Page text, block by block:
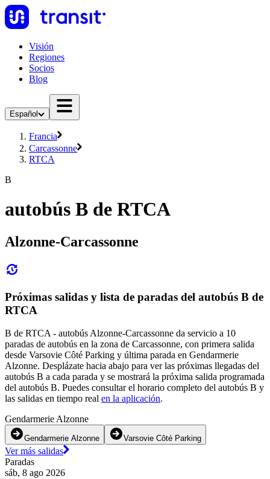
Visión
Regiones
Socios
Blog
Español
Francia
Carcassonne
RTCA
B
autobús B de RTCA
Alzonne-Carcassonne
Próximas salidas y lista de paradas del autobús B de
RTCA
B de RTCA - autobús Alzonne-Carcassonne da servicio a 10
paradas de autobús en la zona de Carcassonne, con primera salida
desde Varsovie Côté Parking y última parada en Gendarmerie
Alzonne. Desplázate hacia abajo para ver las próximas llegadas del
autobús B a cada parada y se mostrará la próxima salida programada
del autobús B. Puedes consultar el horario completo del autobús B y
las salidas en tiempo real en la aplicación.
Gendarmerie Alzonne
Gendarmerie Alzonne Varsovie Côté Parking
Ver más salidas
Paradas
sáb, 8 ago 2026